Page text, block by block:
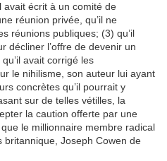
avait écrit à un comité de
réunion privée, qu’il ne
réunions publiques; (3) qu’il
décliner l’offre de devenir un
avait corrigé les
le nihilisme, son auteur lui ayant
concrètes qu’il pourrait y
sur de telles vétilles, la
la caution offerte par une
le millionnaire membre radical
Joseph Cowen de